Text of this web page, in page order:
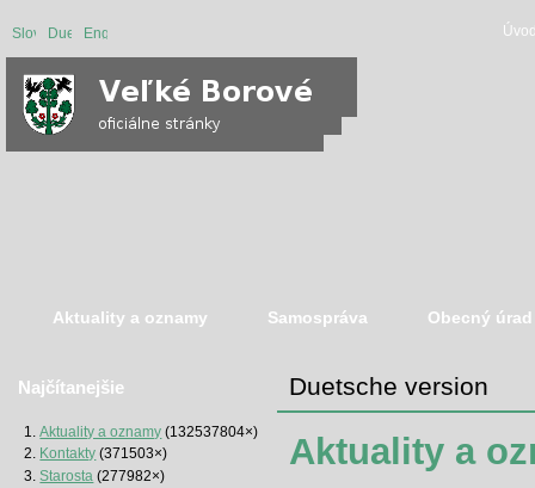
SlovenskáDuetsche
English
Aktuality a oznamy Samospráva Obecný úrad
Najčítanejšie
Aktuality a oznamy (132537804×)
Kontakty (371503×)
Starosta (277982×)
Duetsche version
Aktuality a